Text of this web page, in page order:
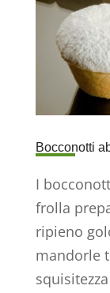
Bocconotti
I
frolla
ripieno
mandorle